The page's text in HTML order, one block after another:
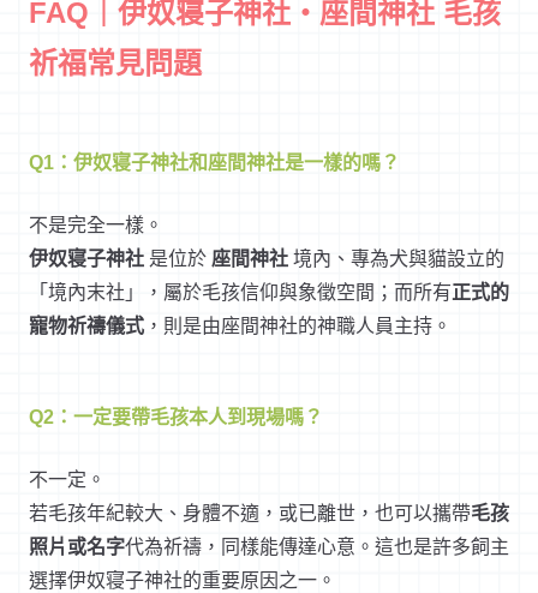
FAQ｜伊奴寝子神社・座間神社 毛孩
祈福常見問題
Q1：伊奴寝子神社和座間神社是一樣的嗎？
不是完全一樣。
伊奴寝子神社 是位於 座間神社 境內、專為犬與貓設立的
「境內末社」，屬於毛孩信仰與象徵空間；而所有正式的
寵物祈禱儀式 ，則是由座間神社的神職人員主持。
Q2：一定要帶毛孩本人到現場嗎？
不一定。
若毛孩年紀較大、身體不適，或已離世，也可以攜帶毛孩
照片或名字代為祈禱，同樣能傳達心意。這也是許多飼主
選擇伊奴寝子神社的重要原因之一。